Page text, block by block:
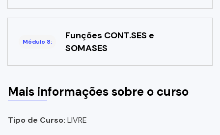
Módulo 8:
Funções CONT.SES e
SOMASES
Mais informações sobre o curso
Tipo de Curso: LIVRE